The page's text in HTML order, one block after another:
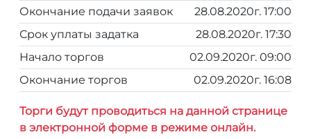
Окончание подачи заявок
28.08.2020г. 17:00
Срок уплаты задатка
28.08.2020г. 17:30
Начало торгов
02.09.2020г. 09:00
Окончание торгов
02.09.2020г. 16:08
Торги будут проводиться на данной странице
в электронной форме в режиме онлайн.